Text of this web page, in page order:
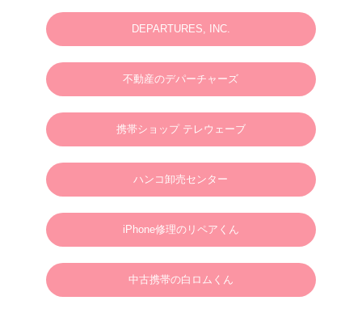
N様 2025年7月 ウェディングフォト・動画・ドローンご予約ありがとうございま
M様 2025年4月 ウェディングフォトお問い合わせありがとうございます。
英語やタガログ語を話せる方向けプラン【 カメラマン＆ヘアメイクのみの手配と
なりますので、衣装などは全てお客様でご用意ください。128,000円(税別)】
新年のご挨拶
謹んで新年のご挨拶を申し上げます。
旧年中は格別のご支援、ご愛顧を賜り、心より御礼申し上げます。
新しい年が、皆さまにとりまして、幸多き年となりますよう心よりお祈り申し上げ
2025年1月1日
ボラカイウェディングフォト一同
2025.01.22
N様 2025年3月 ウェディングフォトご予約ありがとうございます。
DEPARTURES, INC.
不動産のデパーチャーズ
携帯ショップ テレウェーブ
ハンコ卸売センター
iPhone修理のリペアくん
中古携帯の白ロムくん